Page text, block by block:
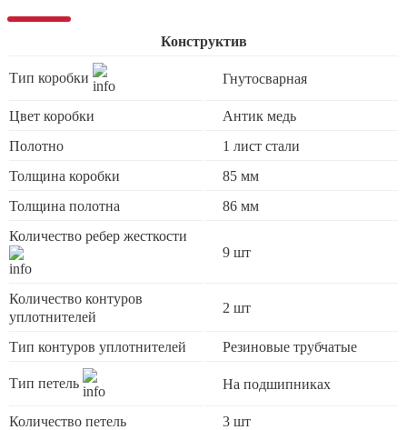
Конструктив
Тип коробки Гнутосварная
Цвет коробки
Антик медь
Полотно
1 лист стали
Толщина коробки
85 мм
Толщина полотна
86 мм
Количество ребер жесткости
9 шт
Количество контуров
уплотнителей
2 шт
Тип контуров уплотнителей Резиновые трубчатые
Тип петель На подшипниках
Количество петель
3 шт